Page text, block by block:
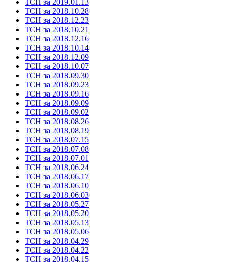
ТСН за 2018.10.28
ТСН за 2018.12.23
ТСН за 2018.10.21
ТСН за 2018.12.16
ТСН за 2018.10.14
ТСН за 2018.12.09
ТСН за 2018.10.07
ТСН за 2018.09.30
ТСН за 2018.09.23
ТСН за 2018.09.16
ТСН за 2018.09.09
ТСН за 2018.09.02
ТСН за 2018.08.26
ТСН за 2018.08.19
ТСН за 2018.07.15
ТСН за 2018.07.08
ТСН за 2018.07.01
ТСН за 2018.06.24
ТСН за 2018.06.17
ТСН за 2018.06.10
ТСН за 2018.06.03
ТСН за 2018.05.27
ТСН за 2018.05.20
ТСН за 2018.05.13
ТСН за 2018.05.06
ТСН за 2018.04.29
ТСН за 2018.04.22
ТСН за 2018.04.15